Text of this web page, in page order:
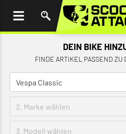
DEIN BIKE
FINDE ARTIKEL PASSEND ZU